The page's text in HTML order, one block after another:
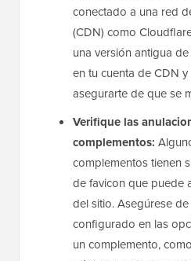
del sitio:Los
almacenar las
agresiva. Intenta
navegadoro
(Windows) o
Limpia la caché de la
conectado a una red
(CDN) como
una versión antigua de
en tu cuenta de CDN
asegurarte de que se
Verifique las